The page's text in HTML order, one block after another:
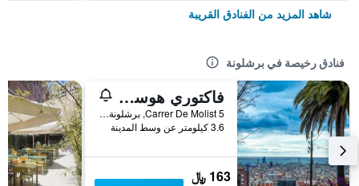
شاهد المزيد من الفنادق القريبة
فنادق رخيصة في برشلونة
فاكتوري هوستلز بارسيلونا
Carrer De Molist 5, برشلونة, أسبانيا
3.6 كيلومتر عن وسط المدينة
163 ﷼